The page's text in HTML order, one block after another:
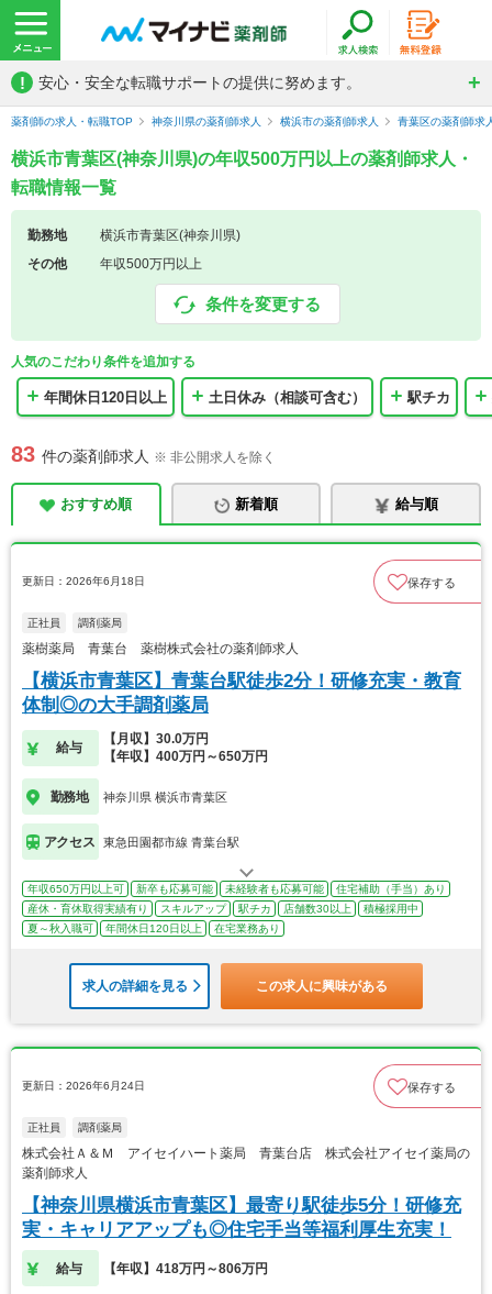
! 安心・安全な転職サポートの提供に努めます。
薬剤師の求人・転職TOP 神奈川県の薬剤師求人 横浜市の薬剤師求人 青葉区の薬剤師求
横浜市青葉区(神奈川県)の年収500万円以上の薬剤師求人・
転職情報一覧
勤務地
横浜市青葉区(神奈川県)
その他
年収500万円以上
条件を変更する
人気のこだわり条件を追加する
年間休日120日以上 土日休み（相談可含む） 駅チカ
83 件の薬剤師求人 ※ 非公開求人を除く
おすすめ順 新着順 給与順
更新日：2026年6月18日 保存する
正社員 調剤薬局
薬樹薬局 青葉台 薬樹株式会社の薬剤師求人
【横浜市青葉区】青葉台駅徒歩2分！研修充実・教育
体制◎の大手調剤薬局
給与
【月収】30.0万円
【年収】400万円～650万円
勤務地 神奈川県 横浜市青葉区
アクセス 東急田園都市線 青葉台駅
年収650万円以上可 新卒も応募可能 未経験者も応募可能
住宅補助（手当）あり
産休・育休取得実績有り
スキルアップ 駅チカ 店舗数30以上
積極採用中
夏～秋入職可
年間休日120日以上 在宅業務あり
求人の詳細を見る この求人に興味がある
更新日：2026年6月24日 保存する
正社員 調剤薬局
株式会社Ａ＆Ｍ アイセイハート薬局 青葉台店 株式会社アイセイ薬局の
薬剤師求人
【神奈川県横浜市青葉区】最寄り駅徒歩5分！研修充
実・キャリアアップも◎住宅手当等福利厚生充実！
給与 【年収】418万円～806万円